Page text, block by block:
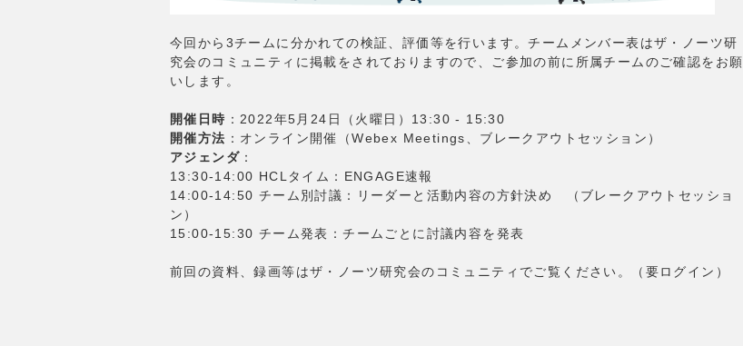
今回から3チームに分かれての検証、評価等を行います。チームメンバー表はザ・ノーツ研
究会のコミュニティに掲載をされておりますので、ご参加の前に所属チームのご確認をお願
いします。
開催日時 ：2022年5月24日（火曜日）13:30 - 15:30
開催方法 ：オンライン開催（Webex Meetings、ブレークアウトセッション）
アジェンダ ：
13:30-14:00 HCLタイム：ENGAGE速報
14:00-14:50 チーム別討議：リーダーと活動内容の方針決め （ブレークアウトセッショ
ン）
15:00-15:30 チーム発表：チームごとに討議内容を発表
前回の資料、録画等はザ・ノーツ研究会のコミュニティでご覧ください。（要ログイン）